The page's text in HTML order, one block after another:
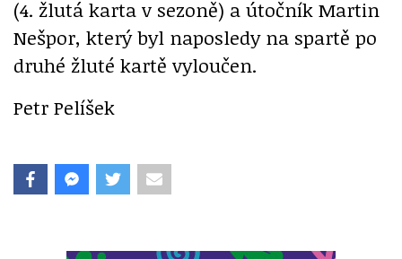
(4. žlutá karta v sezoně) a útočník Martin
Nešpor, který byl naposledy na spartě po
druhé žluté kartě vyloučen.
Petr Pelíšek